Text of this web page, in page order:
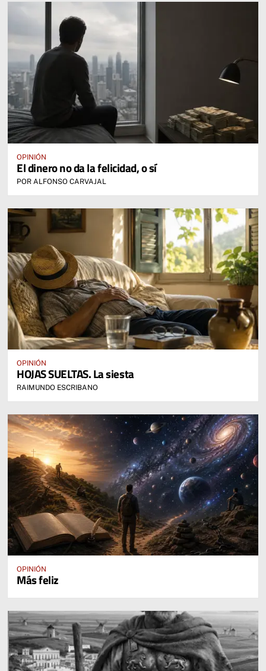
OPINIÓN
El dinero no da la felicidad, o sí
POR ALFONSO CARVAJAL
OPINIÓN
HOJAS SUELTAS. La siesta
RAIMUNDO ESCRIBANO
OPINIÓN
Más feliz